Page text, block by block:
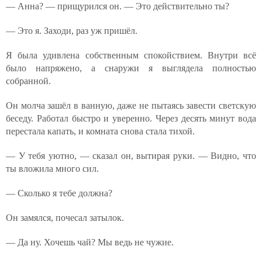
— Анна? — прищурился он. — Это действительно ты?
— Это я. Заходи, раз уж пришёл.
Я была удивлена собственным спокойствием. Внутри всё
было напряжено, а снаружи я выглядела полностью
собранной.
Он молча зашёл в ванную, даже не пытаясь завести светскую
беседу. Работал быстро и уверенно. Через десять минут вода
перестала капать, и комната снова стала тихой.
— У тебя уютно, — сказал он, вытирая руки. — Видно, что
ты вложила много сил.
— Сколько я тебе должна?
Он замялся, почесал затылок.
— Да ну. Хочешь чай? Мы ведь не чужие.